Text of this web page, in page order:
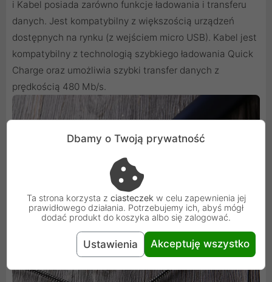
i Kabel posiada zarówno funkcje ładowania i transferu
danych. Jest kompatybilny z większością urządzeń
dostępnych na rynku (z wejściem micro USB). Kabel jest
kompatybilny z technologią szybkiego ładowania Quick
Charge oraz umożliwia szybki transfer danych z
prędkością 480 Mb/s.
Dbamy o Twoją prywatność
Ta strona korzysta z ciasteczekw celu zapewnienia jej
prawidłowego działania. Potrzebujemy ich, abyś mógł
dodać produkt do koszyka albo się zalogować.
Ustawienia Akceptuję wszystko